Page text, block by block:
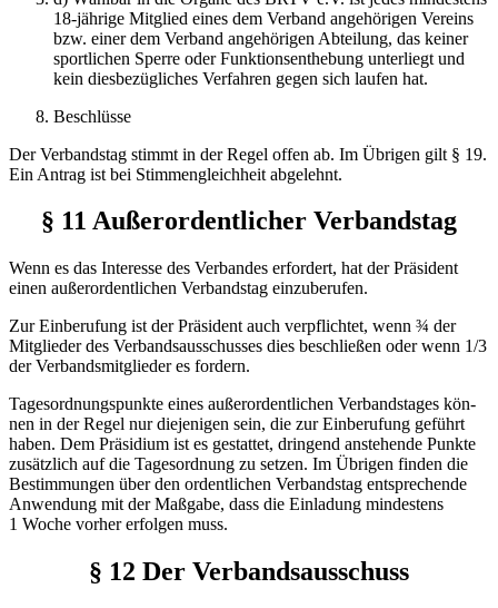
18-jährige Mitglied eines dem Verband angehörigen Vereins
bzw. einer dem Verband angehörigen Abteilung, das keiner
sportlichen Sperre oder Funktionsenthebung unterliegt und
kein diesbezügliches Verfahren gegen sich laufen hat.
Beschlüsse
Der Verbandstag stimmt in der Regel offen ab. Im Übrigen gilt § 19.
Ein Antrag ist bei Stimmengleichheit abgelehnt.
§ 11 Außerordentlicher Verbandstag
Wenn es das Interesse des Verbandes erfordert, hat der Präsident
einen außerordentlichen Verbandstag einzuberufen.
Zur Einberufung ist der Präsident auch verpflichtet, wenn ¾ der
Mitglieder des Verbandsausschusses dies beschließen oder wenn 1/3
der Verbandsmitglieder es fordern.
Tagesordnungspunkte eines außerordentlichen Verbandstages kön­
nen in der Regel nur diejenigen sein, die zur Einberufung geführt
haben. Dem Präsidium ist es gestattet, dringend anstehende Punkte
zusätzlich auf die Tagesordnung zu setzen. Im Übrigen finden die
Bestimmungen über den ordentlichen Verbandstag entsprechende
Anwendung mit der Maßgabe, dass die Einladung mindestens
1 Woche vorher erfolgen muss.
§ 12 Der Verbandsausschuss